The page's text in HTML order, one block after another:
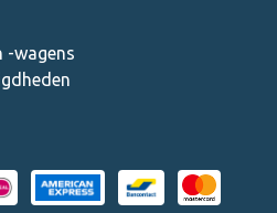
-wagens